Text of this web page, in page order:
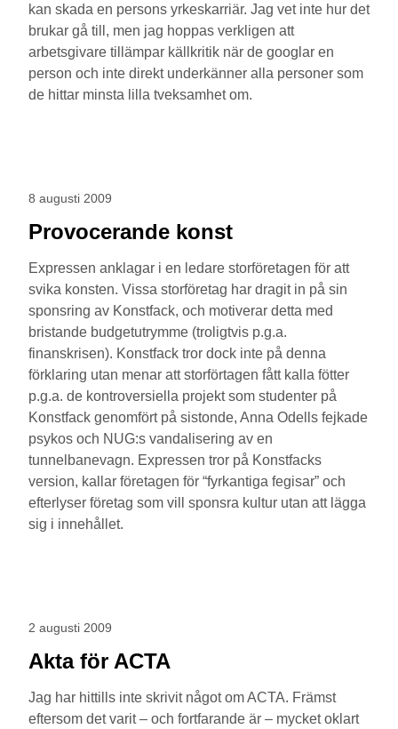
kan skada en persons yrkeskarriär. Jag vet inte hur det
brukar gå till, men jag hoppas verkligen att
arbetsgivare tillämpar källkritik när de googlar en
person och inte direkt underkänner alla personer som
de hittar minsta lilla tveksamhet om.
8 augusti 2009
Provocerande konst
Expressen anklagar i en ledare storföretagen för att
svika konsten. Vissa storföretag har dragit in på sin
sponsring av Konstfack, och motiverar detta med
bristande budgetutrymme (troligtvis p.g.a.
finanskrisen). Konstfack tror dock inte på denna
förklaring utan menar att storförtagen fått kalla fötter
p.g.a. de kontroversiella projekt som studenter på
Konstfack genomfört på sistonde, Anna Odells fejkade
psykos och NUG:s vandalisering av en
tunnelbanevagn. Expressen tror på Konstfacks
version, kallar företagen för “fyrkantiga fegisar” och
efterlyser företag som vill sponsra kultur utan att lägga
sig i innehållet.
2 augusti 2009
Akta för ACTA
Jag har hittills inte skrivit något om ACTA. Främst
eftersom det varit – och fortfarande är – mycket oklart